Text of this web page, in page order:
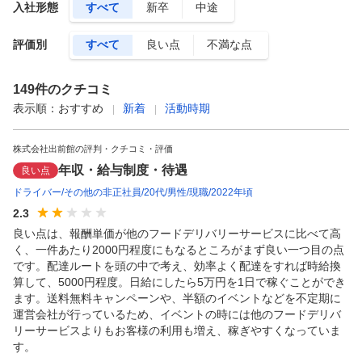
入社形態 すべて 新卒 中途
評価別 すべて 良い点 不満な点
149件のクチコミ
表示順： おすすめ 新着 活動時期
株式会社出前館の評判・クチコミ・評価
良い点 年収・給与制度・待遇
ドライバー その他の非正社員 20代 男性 現職 2022年頃
2.3
良い点は、報酬単価が他のフードデリバリーサービスに比べて高
く、一件あたり2000円程度にもなるところがまず良い一つ目の点
です。配達ルートを頭の中で考え、効率よく配達をすれば時給換
算して、5000円程度。日給にしたら5万円を1日で稼ぐことができ
ます。送料無料キャンペーンや、半額のイベントなどを不定期に
運営会社が行っているため、イベントの時には他のフードデリバ
リーサービスよりもお客様の利用も増え、稼ぎやすくなっていま
す。